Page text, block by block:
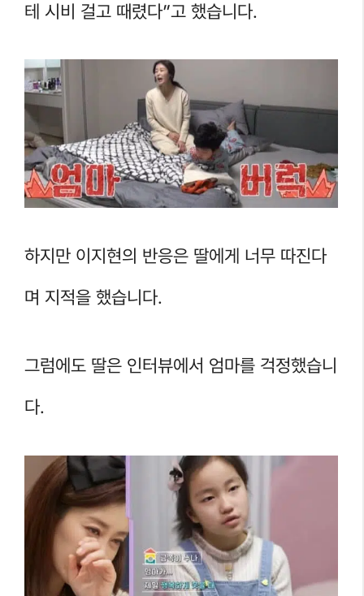
테 시비 걸고 때렸다”고 했습니다.
하지만 이지현의 반응은 딸에게 너무 따진다
며 지적을 했습니다.
그럼에도 딸은 인터뷰에서 엄마를 걱정했습니
다.